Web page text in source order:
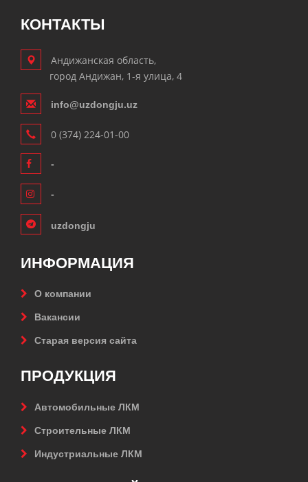
КОНТАКТЫ
Андижанская область,
город Андижан, 1-я улица, 4
info@uzdongju.uz
0 (374) 224-01-00
-
-
uzdongju
ИНФОРМАЦИЯ
О компании
Вакансии
Старая версия сайта
ПРОДУКЦИЯ
Автомобильные ЛКМ
Строительные ЛКМ
Индустриальные ЛКМ